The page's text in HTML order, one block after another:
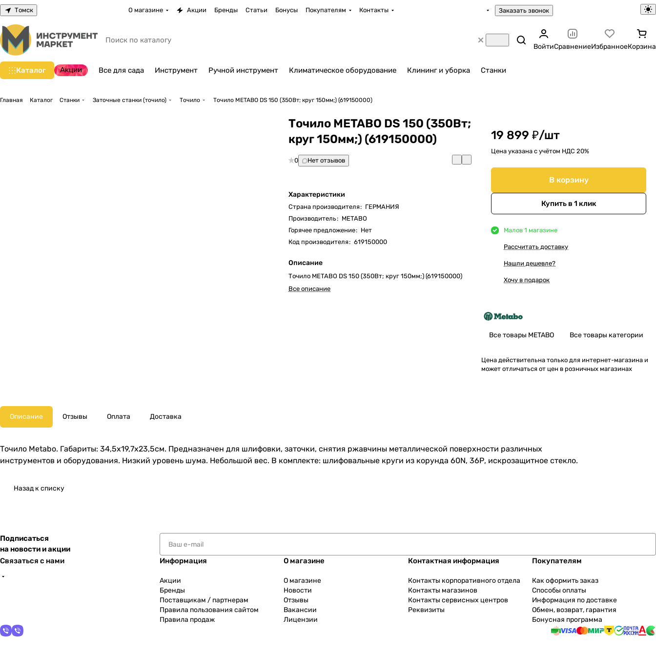
Томск О магазине Акции Бренды Статьи Бонусы Покупателям Контакты Заказать звонок
ВойтиСравнениеИзбранноеКорзина
Каталог Акции Все для сада Инструмент Ручной инструмент Климатическое оборудование Клининг и уборка Станки
Главная Каталог Станки Заточные станки (точило) Точило Точило METABO DS 150 (350Вт; круг 150мм;) (619150000)
Точило METABO DS 150 (350Вт;
круг 150мм;) (619150000)
0 Нет отзывов
Характеристики
Страна производителя: ГЕРМАНИЯ
Производитель: METABO
Горячее предложение: Нет
Код производителя: 619150000
Описание
Точило METABO DS 150 (350Вт; круг 150мм;) (619150000)
Все описание
19 899 ₽/шт
Цена указана с учётом НДС 20%
В корзину
Купить в 1 клик
Малов 1 магазине
Рассчитать доставку
Нашли дешевле?
Хочу в подарок
Все товары METABO Все товары категории
Цена действительна только для интернет-магазина и
может отличаться от цен в розничных магазинах
Описание Отзывы Оплата Доставка
Точило Metabo. Габариты: 34,5х19,7х23,5см. Предназначен для шлифовки, заточки, снятия ржавчины металлической поверхности различных
инструментов и оборудования. Низкий уровень шума. Небольшой вес. В комплекте: шлифовальные круги из корунда 60N, 36Р, искрозащитное стекло.
Назад к списку
Подписаться
на новости и акции
Связаться с нами
Информация
Акции
Бренды
Поставщикам / партнерам
Правила пользования сайтом
Правила продаж
О магазине
О магазине
Новости
Отзывы
Вакансии
Лицензии
Контактная информация
Контакты корпоративного отдела
Контакты магазинов
Контакты сервисных центров
Реквизиты
Покупателям
Как оформить заказ
Способы оплаты
Информация по доставке
Обмен, возврат, гарантия
Бонусная программа